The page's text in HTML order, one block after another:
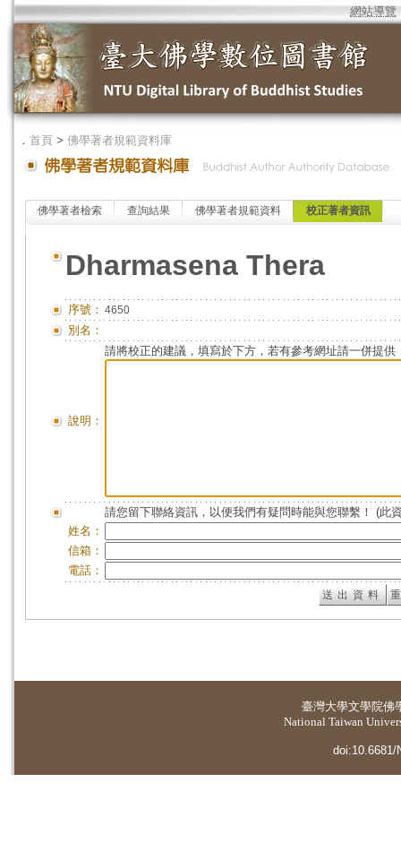
網站導覽
． 首頁 > 佛學著者規範資料庫
佛學著者檢索 查詢結果 佛學著者規範資料 校正著者資訊
Dharmasena Thera
序號： 4650
別名：
說明：
請將校正的建議，填寫於下方，若有參考網址請一併提供
請您留下聯絡資訊，以便我們有疑問時能與您聯繫！ (此
姓名：
信箱：
電話：
臺灣大學文學院佛
National Taiwan
doi:10.6681/